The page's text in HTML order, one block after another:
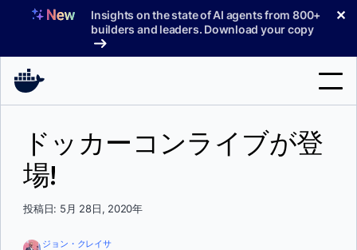
へ
Insights on the state of AI agents from 800+
builders and leaders. Download your copy
✕
製品
索
ドッカーコンライブが登
場!
投稿日: 5月 28日, 2020年
ジョン・クレイサ